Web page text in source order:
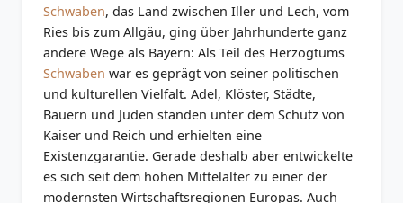
Schwaben, das Land zwischen Iller und Lech, vom
Ries bis zum Allgäu, ging über Jahrhunderte ganz
andere Wege als Bayern: Als Teil des Herzogtums
Schwaben war es geprägt von seiner politischen
und kulturellen Vielfalt. Adel, Klöster, Städte,
Bauern und Juden standen unter dem Schutz von
Kaiser und Reich und erhielten eine
Existenzgarantie. Gerade deshalb aber entwickelte
es sich seit dem hohen Mittelalter zu einer der
modernsten Wirtschaftsregionen Europas. Auch